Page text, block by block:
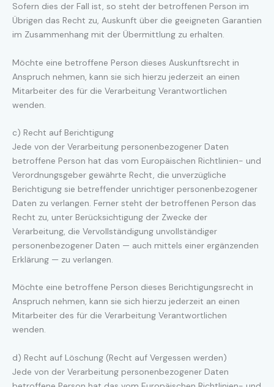
Sofern dies der Fall ist, so steht der betroffenen Person im
Übrigen das Recht zu, Auskunft über die geeigneten Garantien
im Zusammenhang mit der Übermittlung zu erhalten.
Möchte eine betroffene Person dieses Auskunftsrecht in
Anspruch nehmen, kann sie sich hierzu jederzeit an einen
Mitarbeiter des für die Verarbeitung Verantwortlichen
wenden.
c) Recht auf Berichtigung
Jede von der Verarbeitung personenbezogener Daten
betroffene Person hat das vom Europäischen Richtlinien- und
Verordnungsgeber gewährte Recht, die unverzügliche
Berichtigung sie betreffender unrichtiger personenbezogener
Daten zu verlangen. Ferner steht der betroffenen Person das
Recht zu, unter Berücksichtigung der Zwecke der
Verarbeitung, die Vervollständigung unvollständiger
personenbezogener Daten — auch mittels einer ergänzenden
Erklärung — zu verlangen.
Möchte eine betroffene Person dieses Berichtigungsrecht in
Anspruch nehmen, kann sie sich hierzu jederzeit an einen
Mitarbeiter des für die Verarbeitung Verantwortlichen
wenden.
d) Recht auf Löschung (Recht auf Vergessen werden)
Jede von der Verarbeitung personenbezogener Daten